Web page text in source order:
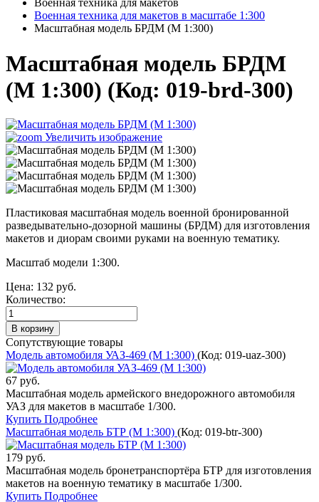
Военная техника для макетов
Военная техника для макетов в масштабе 1:300
Масштабная модель БРДМ (М 1:300)
Масштабная модель БРДМ
(М 1:300) (Код: 019-brd-300)
Увеличить изображение
Пластиковая масштабная модель военной бронированной
разведывательно-дозорной машины (БРДМ) для изготовления
макетов и диорам своими руками на военную тематику.
Масштаб модели 1:300.
Цена: 132 руб.
Количество:
Сопутствующие товары
Модель автомобиля УАЗ-469 (М 1:300) (Код: 019-uaz-300)
67 руб.
Масштабная модель армейского внедорожного автомобиля
УАЗ для макетов в масштабе 1/300.
Купить Подробнее
Масштабная модель БТР (М 1:300) (Код: 019-btr-300)
179 руб.
Масштабная модель бронетранспортёра БТР для изготовления
макетов на военную тематику в масштабе 1/300.
Купить Подробнее